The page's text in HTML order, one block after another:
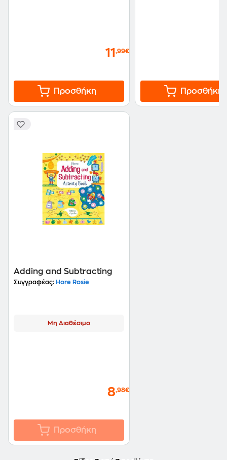
11 ,99€
Προσθήκη Προσθήκη
Adding and Subtracting
Συγγραφέας: Hore Rosie
Μη Διαθέσιμο
8,98€
Προσθήκη